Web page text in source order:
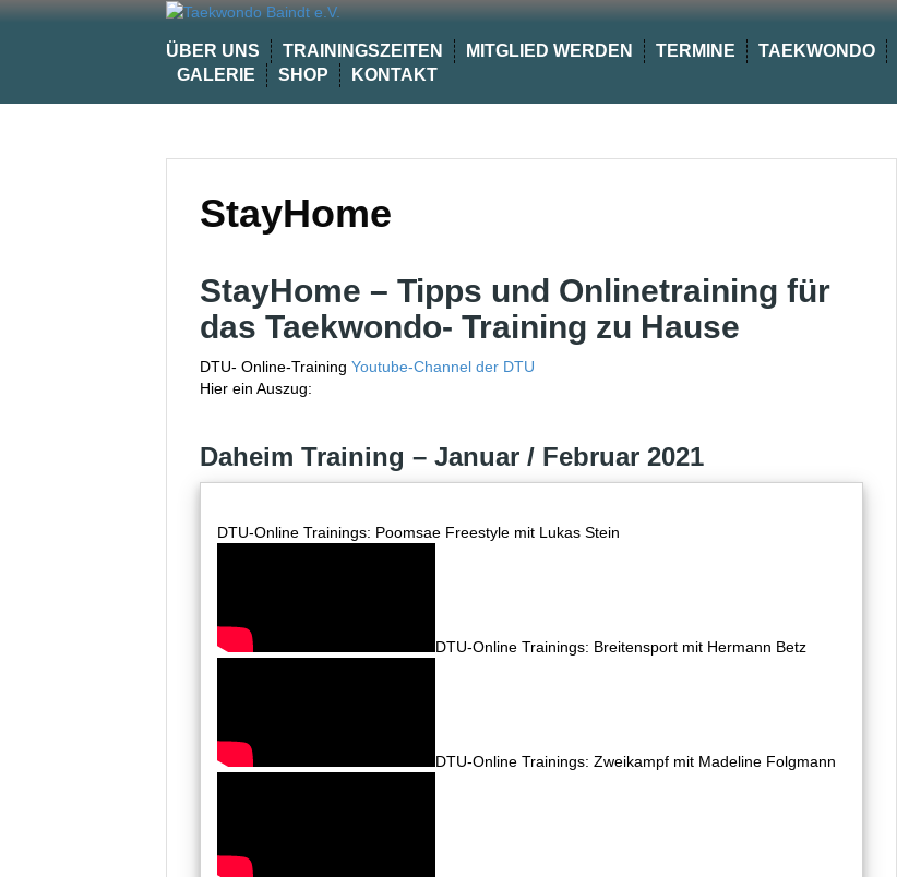
Skip
ÜBER UNS TRAININGSZEITEN MITGLIED WERDEN TERMINE TAEKWONDO
GALERIE
SHOP KONTAKT
StayHome
StayHome – Tipps und Onlinetraining für
das Taekwondo- Training zu Hause
DTU- Online-Training Youtube-Channel der DTU
Hier ein Auszug:
Daheim Training – Januar / Februar 2021
DTU-Online Trainings: Poomsae Freestyle mit Lukas Stein
DTU-Online Trainings: Breitensport mit Hermann Betz
DTU-Online Trainings: Zweikampf mit Madeline Folgmann